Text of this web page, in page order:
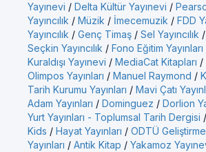
Yayınevi / Delta Kültür Yayınevi /
Yayıncılık / Müzik / İmecemuzik / FDD
Yayıncılık / Genç Timaş / Sel Yayıncılık /
Seçkin Yayıncılık / Fono Eğitim Yayınları
Kuraldışı Yayınevi / MediaCat Kitapları /
Olimpos Yayınları / Manuel Raymond /
Tarih Kurumu Yayınları / Mavi Çatı
Adam Yayınları / Dominguez / Dorlion
Yurt Yayınları - Toplumsal Tarih Dergisi /
Kids / Hayat Yayınları / ODTÜ Geliştirme
Yayınları / Antik Kitap / Yakamoz